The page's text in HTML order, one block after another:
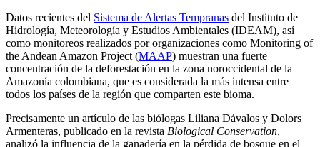
Datos recientes del Sistema de Alertas Tempranas del Instituto de
Hidrología, Meteorología y Estudios Ambientales (IDEAM), así
como monitoreos realizados por organizaciones como Monitoring of
the Andean Amazon Project (MAAP) muestran una fuerte
concentración de la deforestación en la zona noroccidental de la
Amazonía colombiana, que es considerada la más intensa entre
todos los países de la región que comparten este bioma.
Precisamente un artículo de las biólogas Liliana Dávalos y Dolors
Armenteras, publicado en la revista Biological Conservation,
analizó la influencia de la ganadería en la pérdida de bosque en el